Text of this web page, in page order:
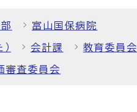
富山国保病院
会計課 教育委員会
審査委員会